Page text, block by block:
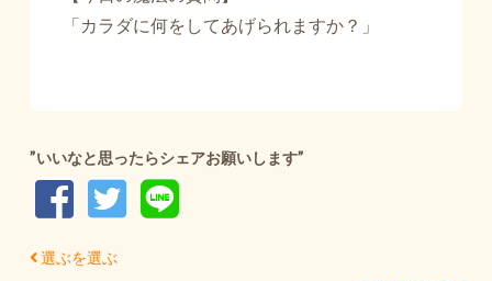
「カラダに何をしてあげられますか？」
”いいなと思ったらシェアお願いします”
選ぶを選ぶ